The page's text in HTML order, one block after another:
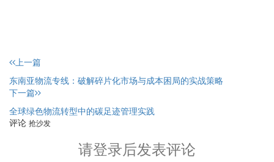
上一篇
东南亚物流专线：破解碎片化市场与成本困局的实战策略
下一篇
全球绿色物流转型中的碳足迹管理实践
评论 抢沙发
请登录后发表评论